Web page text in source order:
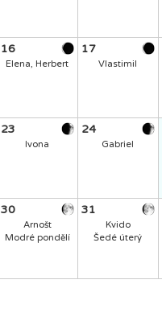
16
Elena, Herbert
17
Vlastimil
23
Ivona
24
Gabriel
30
Arnošt
Modré pondělí
31
Kvido
Šedé úterý